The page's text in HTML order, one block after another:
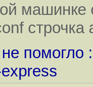
машинке
строчка
помогло